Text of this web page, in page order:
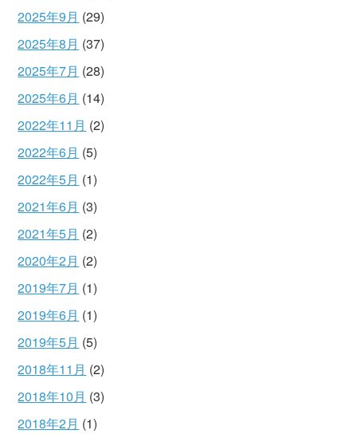
2025年9月 (29)
2025年8月 (37)
2025年7月 (28)
2025年6月 (14)
2022年11月 (2)
2022年6月 (5)
2022年5月 (1)
2021年6月 (3)
2021年5月 (2)
2020年2月 (2)
2019年7月 (1)
2019年6月 (1)
2019年5月 (5)
2018年11月 (2)
2018年10月 (3)
2018年2月 (1)